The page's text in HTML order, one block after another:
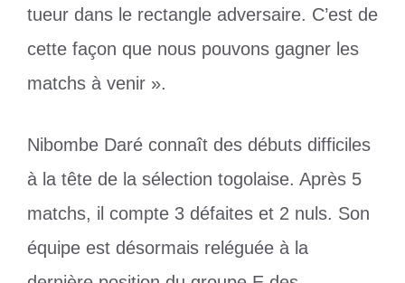
tueur dans le rectangle adversaire. C’est de
cette façon que nous pouvons gagner les
matchs à venir ».
Nibombe Daré connaît des débuts difficiles
à la tête de la sélection togolaise. Après 5
matchs, il compte 3 défaites et 2 nuls. Son
équipe est désormais reléguée à la